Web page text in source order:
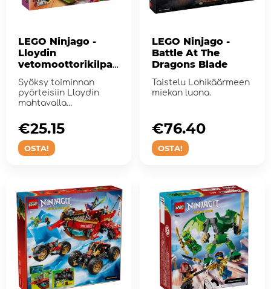
LEGO Ninjago -
Lloydin
vetomoottorikilpa-
Syöksy toiminnan
pyörteisiin Lloydin
mahtavalla
OSTA!
€25.15
LEGO Ninjago -
Battle At The
Dragons Blade
Taistelu Lohikäärmeen
miekan luona.
OSTA!
€76.40